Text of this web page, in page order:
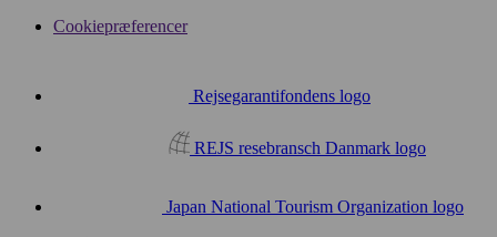
Cookiepræferencer
Rejsegarantifondens logo
REJS resebransch Danmark logo
Japan National Tourism Organization logo